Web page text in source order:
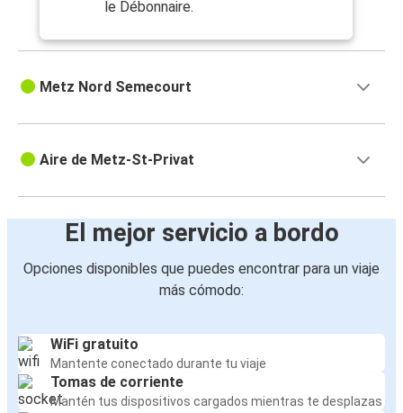
le Débonnaire.
Metz Nord Semecourt
Aire de Metz-St-Privat
El mejor servicio a bordo
Opciones disponibles que puedes encontrar para un viaje
más cómodo:
WiFi gratuito
Mantente conectado durante tu viaje
Tomas de corriente
Mantén tus dispositivos cargados mientras te desplazas